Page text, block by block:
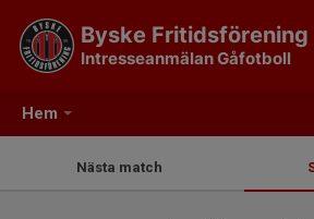
Hem
Byske Fritidsförening
Intresseanmälan Gåfotboll
Nästa match